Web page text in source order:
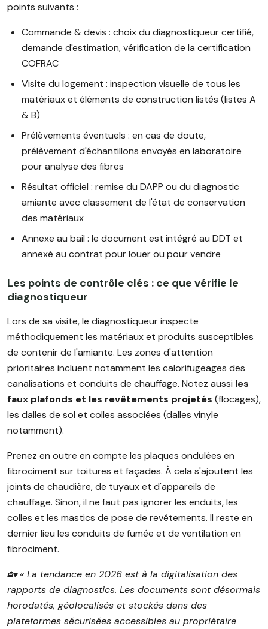
points suivants :
Commande & devis : choix du diagnostiqueur certifié,
demande d'estimation, vérification de la certification
COFRAC
Visite du logement : inspection visuelle de tous les
matériaux et éléments de construction listés (listes A
& B)
Prélèvements éventuels : en cas de doute,
prélèvement d'échantillons envoyés en laboratoire
pour analyse des fibres
Résultat officiel : remise du DAPP ou du diagnostic
amiante avec classement de l'état de conservation
des matériaux
Annexe au bail : le document est intégré au DDT et
annexé au contrat pour louer ou pour vendre
Les points de contrôle clés : ce que vérifie le
diagnostiqueur
Lors de sa visite, le diagnostiqueur inspecte
méthodiquement les matériaux et produits susceptibles
de contenir de l'amiante. Les zones d'attention
prioritaires incluent notamment les calorifugeages des
canalisations et conduits de chauffage. Notez aussi les
faux plafonds et les revêtements projetés (flocages),
les dalles de sol et colles associées (dalles vinyle
notamment).
Prenez en outre en compte les plaques ondulées en
fibrociment sur toitures et façades. À cela s'ajoutent les
joints de chaudière, de tuyaux et d'appareils de
chauffage. Sinon, il ne faut pas ignorer les enduits, les
colles et les mastics de pose de revêtements. Il reste en
dernier lieu les conduits de fumée et de ventilation en
fibrociment.
🏡 « La tendance en 2026 est à la digitalisation des
rapports de diagnostics. Les documents sont désormais
horodatés, géolocalisés et stockés dans des
plateformes sécurisées accessibles au propriétaire